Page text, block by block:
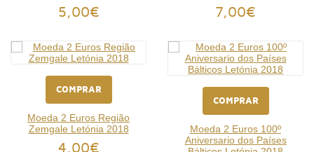
5,00€ 7,00€
COMPRAR
Moeda 2 Euros Região
Zemgale Letónia 2018
4,00€
COMPRAR
Moeda 2 Euros 100º
Aniversario dos Países